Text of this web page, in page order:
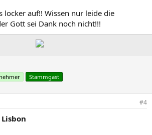
locker auf!! Wissen nur leide die
Gott sei Dank noch nicht!!!
Stammgast
#4